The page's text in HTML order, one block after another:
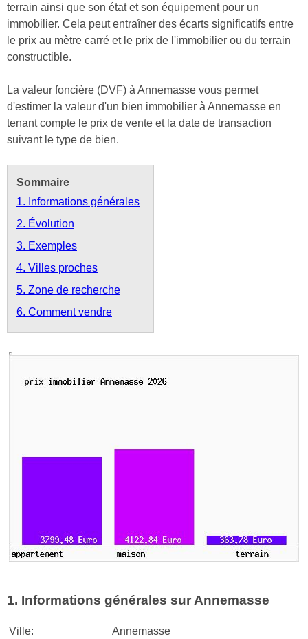
terrain ainsi que son état et son équipement pour un
immobilier. Cela peut entraîner des écarts significatifs entre
le prix au mètre carré et le prix de l'immobilier ou du terrain
constructible.
La valeur foncière (DVF) à Annemasse vous permet
d'estimer la valeur d'un bien immobilier à Annemasse en
tenant compte le prix de vente et la date de transaction
suivant le type de bien.
Sommaire
1. Informations générales
2. Évolution
3. Exemples
4. Villes proches
5. Zone de recherche
6. Comment vendre
1. Informations générales sur Annemasse
Ville: Annemasse